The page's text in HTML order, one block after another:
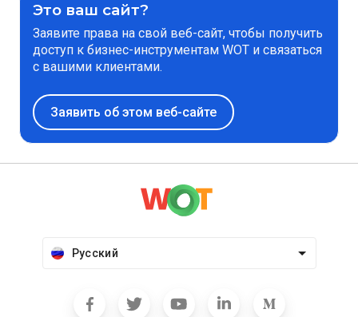
Это ваш сайт?
Заявите права на свой веб-сайт, чтобы получить
доступ к бизнес-инструментам WOT и связаться
с вашими клиентами.
Заявить об этом веб-сайте
Русский